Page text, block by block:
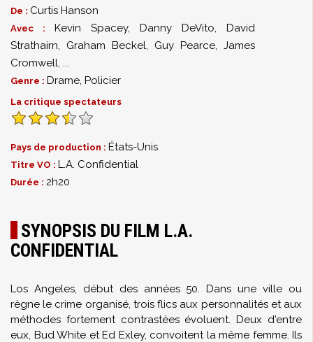
De : Curtis Hanson
Avec : Kevin Spacey, Danny DeVito, David
Strathairn, Graham Beckel, Guy Pearce, James
Cromwell, ...
Genre : Drame, Policier
La critique spectateurs
Pays de production : États-Unis
Titre VO : L.A. Confidential
Durée : 2h20
SYNOPSIS DU FILM L.A.
CONFIDENTIAL
Los Angeles, début des années 50. Dans une ville ou
règne le crime organisé, trois flics aux personnalités et aux
méthodes fortement contrastées évoluent. Deux d'entre
eux, Bud White et Ed Exley, convoitent la même femme. Ils